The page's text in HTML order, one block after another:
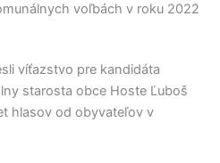
voľbách v roku 2022
víťazstvo pre kandidáta
starosta obce Hoste Ľuboš
hlasov od obyvateľov v